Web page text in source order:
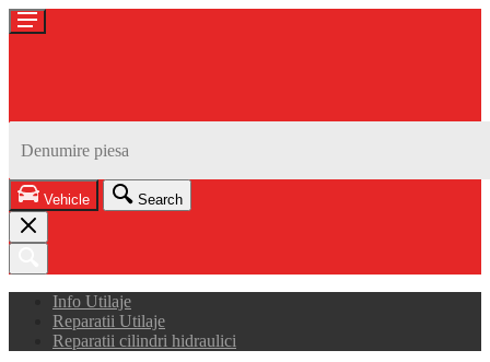
Vehicle Search
Info Utilaje
Reparatii Utilaje
Reparatii cilindri hidraulici